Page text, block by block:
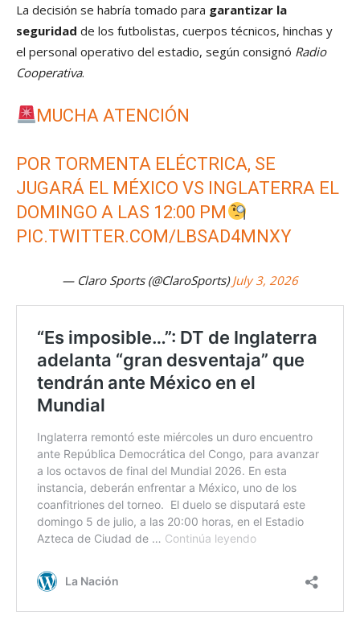
La decisión se habría tomado para garantizar la
seguridad de los futbolistas, cuerpos técnicos, hinchas y
el personal operativo del estadio, según consignó Radio
Cooperativa.
MUCHA ATENCIÓN
POR TORMENTA ELÉCTRICA, SE
JUGARÁ EL MÉXICO VS INGLATERRA EL
DOMINGO A LAS 12:00 PM
PIC.TWITTER.COM/LBSAD4MNXY
— Claro Sports (@ClaroSports)July 3, 2026